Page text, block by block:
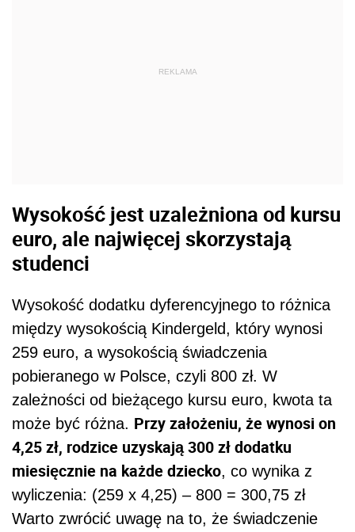
REKLAMA
Wysokość jest uzależniona od kursu
euro, ale najwięcej skorzystają
studenci
Wysokość dodatku dyferencyjnego to różnica
między wysokością Kindergeld, który wynosi
259 euro, a wysokością świadczenia
pobieranego w Polsce, czyli 800 zł. W
zależności od bieżącego kursu euro, kwota ta
może być różna. Przy założeniu, że wynosi on
4,25 zł, rodzice uzyskają 300 zł dodatku
miesięcznie na każde dziecko, co wynika z
wyliczenia: (259 x 4,25) – 800 = 300,75 zł
Warto zwrócić uwagę na to, że świadczenie